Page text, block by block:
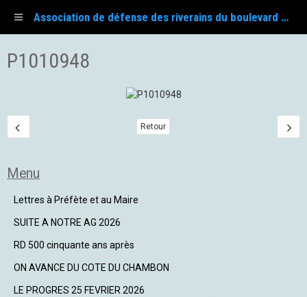
Association de défense des riverains du boulevard Fayol
P1010948
Retour
Menu
Lettres à Préfète et au Maire
SUITE A NOTRE AG 2026
RD 500 cinquante ans après
ON AVANCE DU COTE DU CHAMBON
LE PROGRES 25 FEVRIER 2026